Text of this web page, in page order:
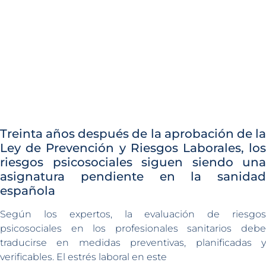
Treinta años después de la aprobación de la
Ley de Prevención y Riesgos Laborales, los
riesgos psicosociales siguen siendo una
asignatura pendiente en la sanidad
española
Según los expertos, la evaluación de riesgos
psicosociales en los profesionales sanitarios debe
traducirse en medidas preventivas, planificadas y
verificables. El estrés laboral en este